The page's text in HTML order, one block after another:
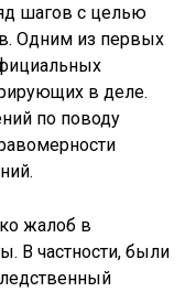
шагов с целью
Одним из первых
в деле.
по поводу
жалоб в
В частности, были